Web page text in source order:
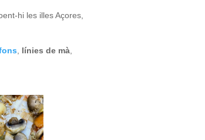
hi les illes Açores,
, línies de mà,